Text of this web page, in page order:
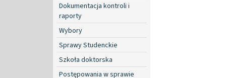
Dokumentacja kontroli i
raporty
Wybory
Sprawy Studenckie
Szkoła doktorska
Postępowania w sprawie